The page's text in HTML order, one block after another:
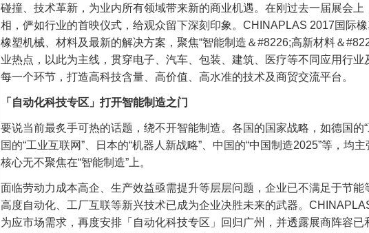
碰撞、技术革新，为业内所有领域带来新的商业机遇。在刚过去一届展会上
相，俨如行业的首映仪式，给观众留下深刻印象。CHINAPLAS 2017国际
橡塑机械、材料及最新的解决方案，聚焦“智能制造＆#8226;高新材料＆
业热点，以此为主线，贯穿电子、汽车、包装、建筑、医疗等不同应用行业
每一个环节，打造高科技含量、高价值、高水准的技术及商贸交流平台。
「自动化科技专区」打开智能制造之门
要说当前最炙手可热的话题，绕不开智能制造。各国的国家战略，如德国的
国的“工业互联网”、日本的“机器人新战略”、中国的“中国制造2025”等，均主
核心无不聚焦在“智能制造”上。
面临劳动力成本高企、生产效益亟需提升等层层问题，企业已不满足于节能
高度自动化、工厂互联等新兴技术已成为企业决胜未来的武器。
为应市场需求，再度安排「自动化科技专区」回归广州，并透露展商阵容已